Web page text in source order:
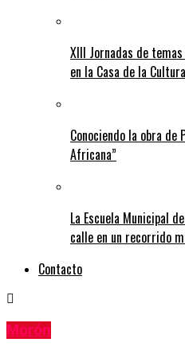
XIII Jornadas de
en la Casa de la Cultura
Conociendo la obra de
Africana”
La Escuela Municipal
calle en un recorrido
Contacto
Morón